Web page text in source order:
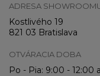
ADRESA
Kostlivého 19
821 03 Bratislava
OTVÁRACIA DOBA
Po - Pia: 9:00 - 12:00